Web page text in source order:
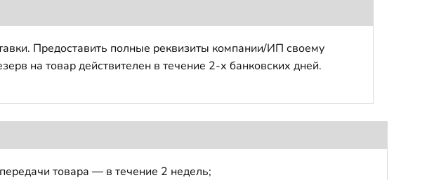
Предоставить полные реквизиты компании/ИП своему
на товар действителен в течение 2-х банковских дней.
товара — в течение 2 недель;